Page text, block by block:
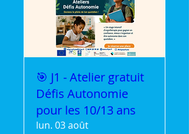
🎯 J1 - Atelier gratuit
Défis Autonomie
pour les 10/13 ans
lun. 03 août